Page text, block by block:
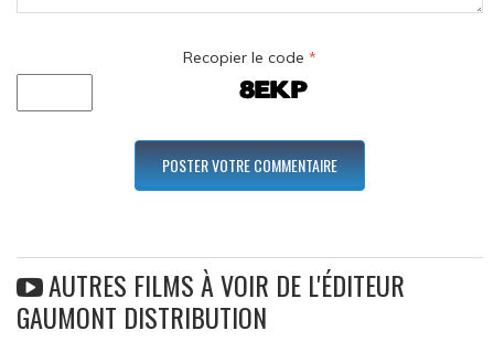
Recopier le code *
AUTRES FILMS À VOIR DE L'ÉDITEUR
GAUMONT DISTRIBUTION